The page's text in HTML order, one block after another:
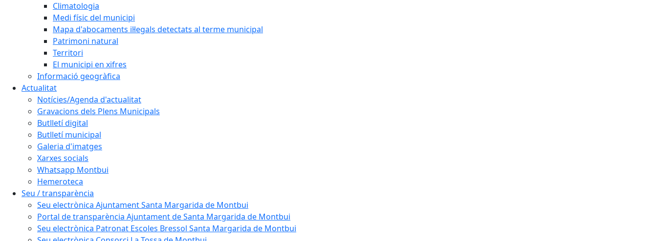
Climatologia
Medi físic del municipi
Mapa d'abocaments il·legals detectats al terme municipal
Patrimoni natural
Territori
El municipi en xifres
Informació geogràfica
Actualitat
Notícies/Agenda d'actualitat
Gravacions dels Plens Municipals
Butlletí digital
Butlletí municipal
Galeria d'imatges
Xarxes socials
Whatsapp Montbui
Hemeroteca
Seu / transparència
Seu electrònica Ajuntament Santa Margarida de Montbui
Portal de transparència Ajuntament de Santa Margarida de Montbui
Seu electrònica Patronat Escoles Bressol Santa Margarida de Montbui